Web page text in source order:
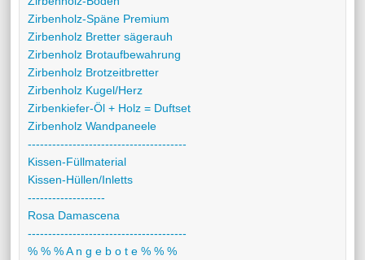
Zirbenholz-Späne Premium
Zirbenholz Bretter sägerauh
Zirbenholz Brotaufbewahrung
Zirbenholz Brotzeitbretter
Zirbenholz Kugel/Herz
Zirbenkiefer-Öl + Holz = Duftset
Zirbenholz Wandpaneele
---------------------------------------
Kissen-Füllmaterial
Kissen-Hüllen/Inletts
-------------------
Rosa Damascena
---------------------------------------
% % % A n g e b o t e % % %